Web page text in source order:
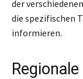
der
die spezifischen
informieren.